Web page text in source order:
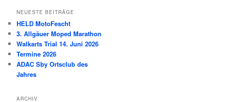
NEUESTE BEITRÄGE
HELD MotoFescht
3. Allgäuer Moped Marathon
Walkarts Trial 14. Juni 2026
Termine 2026
ADAC Sby Ortsclub des
Jahres
ARCHIV